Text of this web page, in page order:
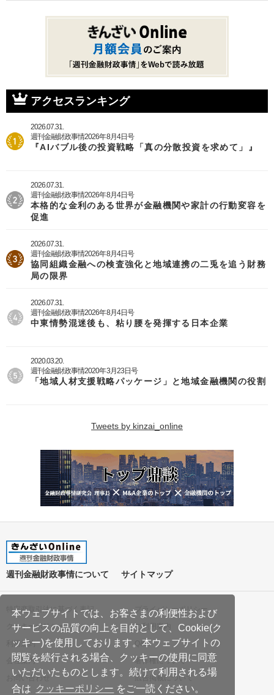
本ウェブサイトでは、お客さまの利便性および
サービスの品質の向上を目的として、Cookie(ク
ッキー)を使用しております。本ウェブサイトの
閲覧を続行される場合、クッキーの使用に同意
いただいたものとします。続けて利用される場
合は クッキーポリシー をご一読ください。
アクセスランキング
2026.07.31.
週刊金融財政事情2026年8月4日号
『AIバブル後の投資戦略「真の分散投資を求めて」』
2026.07.31.
週刊金融財政事情2026年8月4日号
本格的な金利のある世界が金融機関や家計の行動変容を
促進
2026.07.31.
週刊金融財政事情2026年8月4日号
協同組織金融への検査強化と地域連携の二兎を追う財務
局の限界
2026.07.31.
週刊金融財政事情2026年8月4日号
中東情勢混迷後も、粘り腰を発揮する日本企業
2020.03.20.
週刊金融財政事情2020年3月23日号
「地域人材支援戦略パッケージ」と地域金融機関の役割
Tweets by kinzai_online
週刊金融財政事情について サイトマップ
特定商取引法に基づく表記
プライバシーポリシー
クッキーポリシー
ご利用案内
利用規約
Q&A
会社案内
著作権について
お問い合わせ
広告掲載について